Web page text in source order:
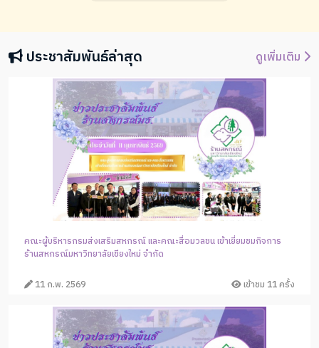
ประชาสัมพันธ์ล่าสุด ดูเพิ่มเติม
คณะผู้บริหารกรมส่งเสริมสหกรณ์ และคณะสื่อมวลชน เข้าเยี่ยมชมกิจการ
ร้านสหกรณ์มหาวิทยาลัยเชียงใหม่ จำกัด
11 ก.พ. 2569 เข้าชม 11 ครั้ง